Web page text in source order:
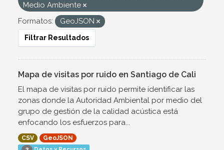
Medio Ambiente
Formatos:
GeoJSON
Filtrar Resultados
Mapa de visitas por ruido en Santiago de Cali
El mapa de visitas por ruido permite identificar las
zonas donde la Autoridad Ambiental por medio del
grupo de gestión de la calidad acústica está
enfocando los esfuerzos para...
CSV
GeoJSON